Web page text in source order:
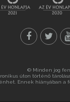
© Minden jog
úton történő
Ennek hiányában a